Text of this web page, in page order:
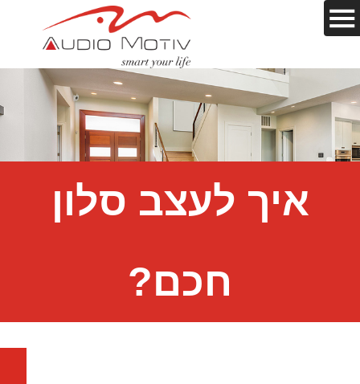
איך לעצב סלון
חכם?